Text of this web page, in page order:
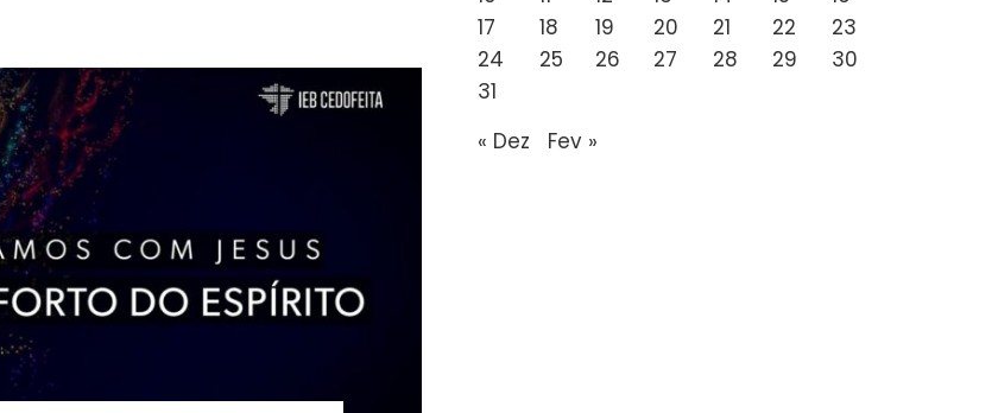
17
18 19 20 21 22
23
24
25 26 27 28 29
30
31
« Dez
Fev »